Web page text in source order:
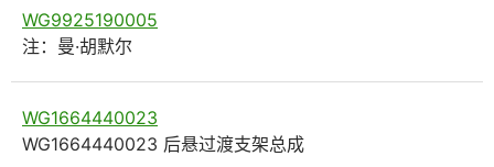
WG9925190005
注：曼·胡默尔
WG1664440023
WG1664440023 后悬过渡支架总成